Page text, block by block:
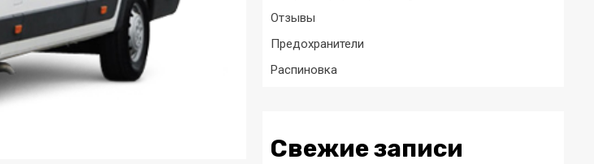
Отзывы
Предохранители
Распиновка
Свежие записи